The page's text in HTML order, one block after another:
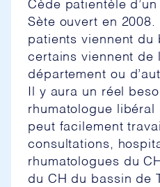
Cède patientèle
Sète ouvert en
patients viennent du
certains viennent de
département ou
Il y aura un réel
rhumatologue libéral
peut facilement
consultations,
rhumatologues du
du CH du bassin de